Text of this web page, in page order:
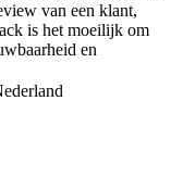
van een klant,
is het moeilijk om
en